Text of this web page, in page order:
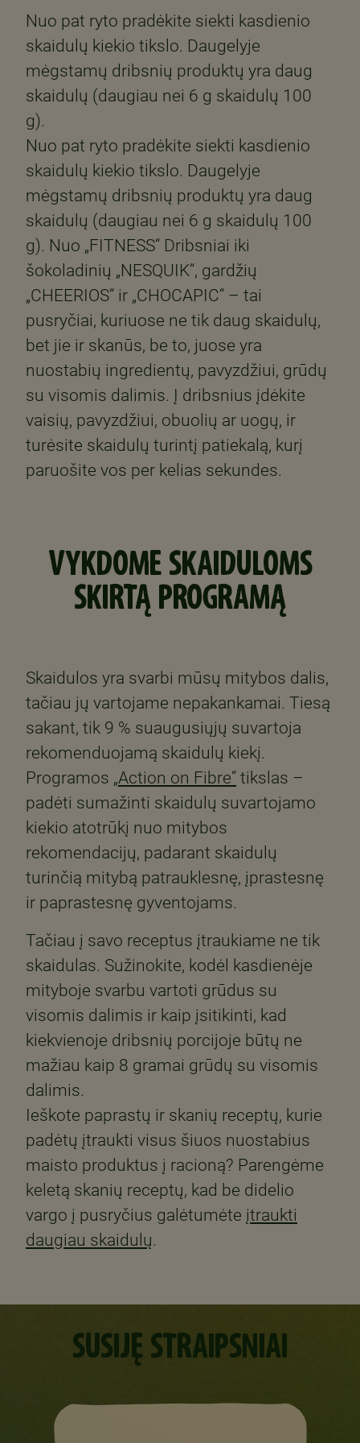
Nuo pat ryto pradėkite siekti kasdienio
skaidulų kiekio tikslo. Daugelyje
mėgstamų dribsnių produktų yra daug
skaidulų (daugiau nei 6 g skaidulų 100
g).
Nuo pat ryto pradėkite siekti kasdienio
skaidulų kiekio tikslo. Daugelyje
mėgstamų dribsnių produktų yra daug
skaidulų (daugiau nei 6 g skaidulų 100
g). Nuo „FITNESS“ Dribsniai iki
šokoladinių „NESQUIK“, gardžių
„CHEERIOS“ ir „CHOCAPIC“ – tai
pusryčiai, kuriuose ne tik daug skaidulų,
bet jie ir skanūs, be to, juose yra
nuostabių ingredientų, pavyzdžiui, grūdų
su visomis dalimis. Į dribsnius įdėkite
vaisių, pavyzdžiui, obuolių ar uogų, ir
turėsite skaidulų turintį patiekalą, kurį
paruošite vos per kelias sekundes.
VYKDOME SKAIDULOMS
SKIRTĄ PROGRAMĄ
Skaidulos yra svarbi mūsų mitybos dalis,
tačiau jų vartojame nepakankamai. Tiesą
sakant, tik 9 % suaugusiųjų suvartoja
rekomenduojamą skaidulų kiekį.
Programos „Action on Fibre“ tikslas –
padėti sumažinti skaidulų suvartojamo
kiekio atotrūkį nuo mitybos
rekomendacijų, padarant skaidulų
turinčią mitybą patrauklesnę, įprastesnę
ir paprastesnę gyventojams.
Tačiau į savo receptus įtraukiame ne tik
skaidulas. Sužinokite, kodėl kasdienėje
mityboje svarbu vartoti grūdus su
visomis dalimis ir kaip įsitikinti, kad
kiekvienoje dribsnių porcijoje būtų ne
mažiau kaip 8 gramai grūdų su visomis
dalimis.
Ieškote paprastų ir skanių receptų, kurie
padėtų įtraukti visus šiuos nuostabius
maisto produktus į racioną? Parengėme
keletą skanių receptų, kad be didelio
vargo į pusryčius galėtumėte įtraukti
daugiau skaidulų.
SUSIJĘ STRAIPSNIAI